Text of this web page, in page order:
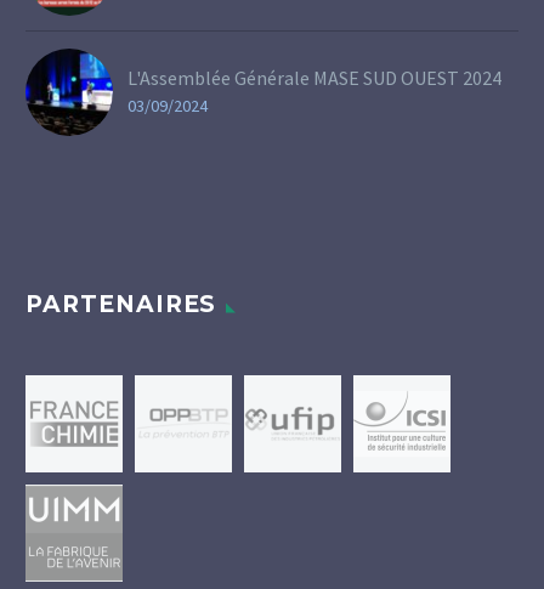
L'Assemblée Générale MASE SUD OUEST 2024
03/09/2024
PARTENAIRES